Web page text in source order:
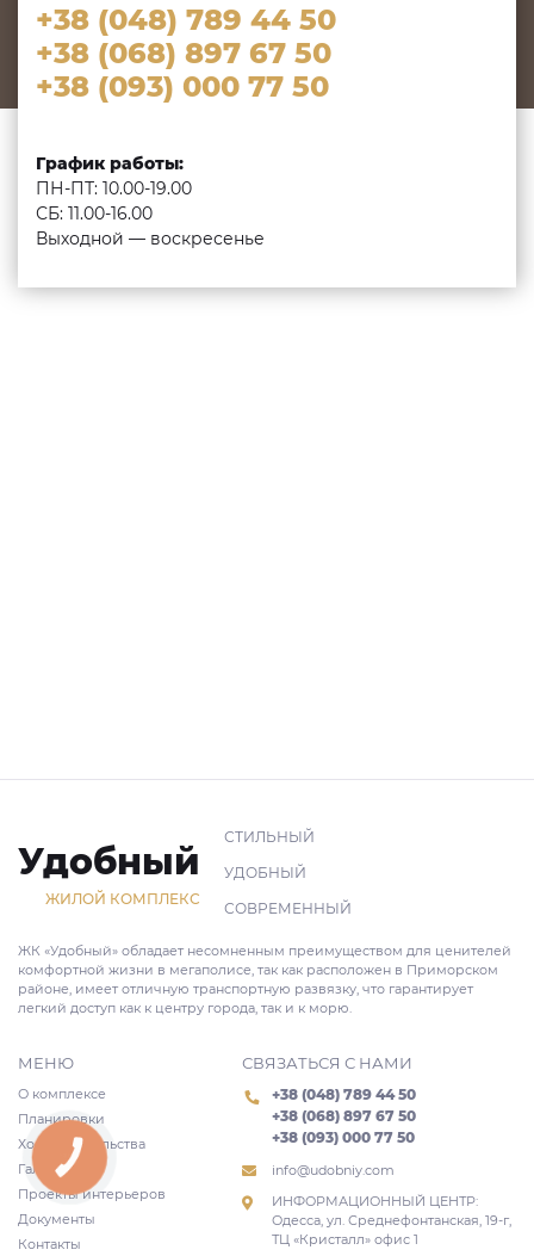
+38 (048) 789 44 50
+38 (068) 897 67 50
+38 (093) 000 77 50
График работы:
ПН-ПТ: 10.00-19.00
СБ: 11.00-16.00
Выходной — воскресенье
Удобный
ЖИЛОЙ КОМПЛЕКС
СТИЛЬНЫЙ
УДОБНЫЙ
СОВРЕМЕННЫЙ
ЖК «Удобный» обладает несомненным преимуществом для ценителей
комфортной жизни в мегаполисе, так как расположен в Приморском
районе, имеет отличную транспортную развязку, что гарантирует
легкий доступ как к центру города, так и к морю.
МЕНЮ
О комплексе
Планировки
Ход строительства
Галерея
Проекты интерьеров
Документы
Контакты
СВЯЗАТЬСЯ С НАМИ
+38 (048) 789 44 50
+38 (068) 897 67 50
+38 (093) 000 77 50
info@udobniy.com
ИНФОРМАЦИОННЫЙ ЦЕНТР:
Одесса, ул. Среднефонтанская, 19-г,
ТЦ «Кристалл» офис 1
КНОПКА
СВЯЗИ